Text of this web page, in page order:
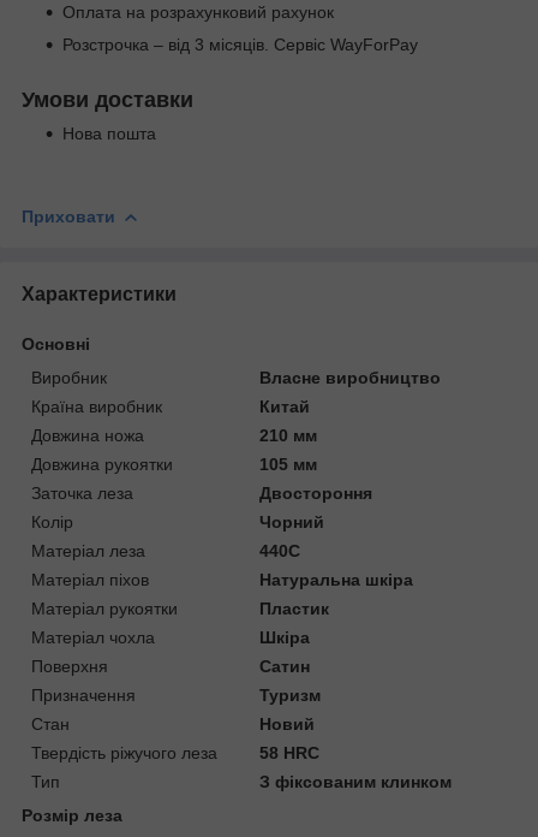
Оплата на розрахунковий рахунок
Розстрочка – від 3 місяців. Сервіс WayForPay
Умови доставки
Нова пошта
Приховати
Характеристики
Основні
Виробник
Власне виробництво
Країна виробник
Китай
Довжина ножа
210 мм
Довжина рукоятки
105 мм
Заточка леза
Двостороння
Колір
Чорний
Матеріал леза
440C
Матеріал піхов
Натуральна шкіра
Матеріал рукоятки
Пластик
Матеріал чохла
Шкіра
Поверхня
Сатин
Призначення
Туризм
Стан
Новий
Твердість ріжучого леза
58 HRC
Тип
З фіксованим клинком
Розмір леза